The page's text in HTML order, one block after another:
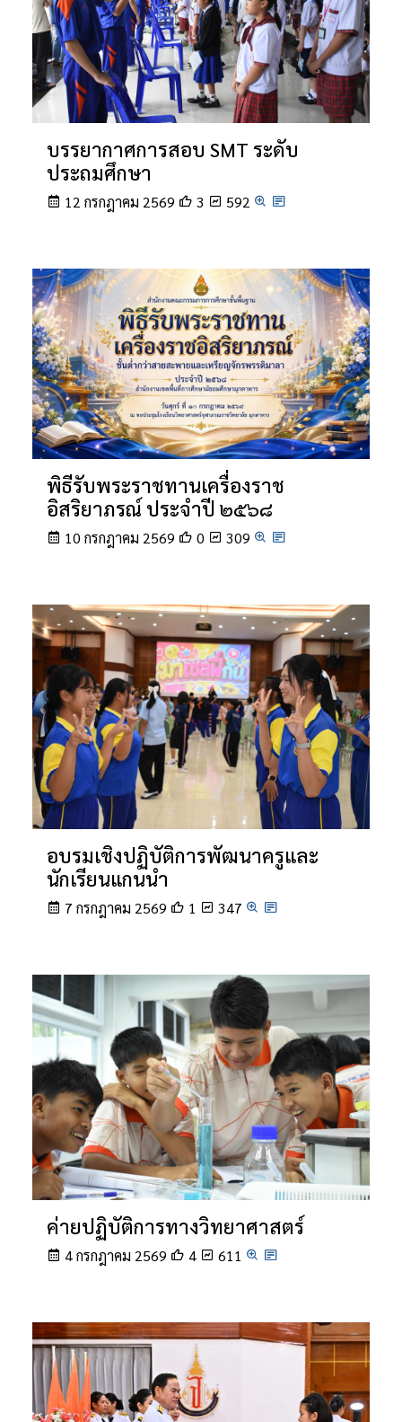
บรรยากาศการสอบ SMT ระดับ
ประถมศึกษา
12 กรกฎาคม 2569 3 592
พิธีรับพระราชทานเครื่องราช
อิสริยาภรณ์ ประจำปี ๒๕๖๘
10 กรกฎาคม 2569 0 309
อบรมเชิงปฏิบัติการพัฒนาครูและ
นักเรียนแกนนำ
7 กรกฎาคม 2569 1 347
ค่ายปฏิบัติการทางวิทยาศาสตร์
4 กรกฎาคม 2569 4 611